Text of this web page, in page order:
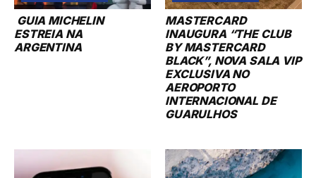
GUIA MICHELIN
ESTREIA NA
ARGENTINA
MASTERCARD
INAUGURA “THE CLUB
BY MASTERCARD
BLACK”, NOVA SALA VIP
EXCLUSIVA NO
AEROPORTO
INTERNACIONAL DE
GUARULHOS